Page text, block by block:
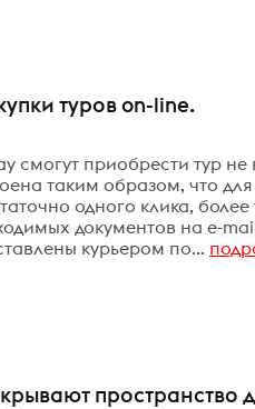
туров on-line.
смогут приобрести тур
таким образом, что
одного клика,
документов на e-
курьером по...
пространство